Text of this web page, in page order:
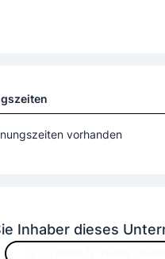
Inhaber dieses
vorhanden